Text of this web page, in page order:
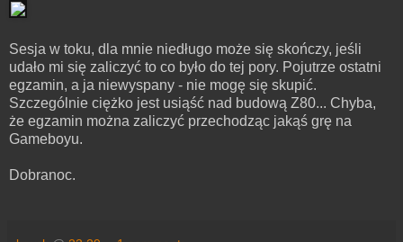
Sesja w toku, dla mnie niedługo może się skończy, jeśli
udało mi się zaliczyć to co było do tej pory. Pojutrze ostatni
egzamin, a ja niewyspany - nie mogę się skupić.
Szczególnie ciężko jest usiąść nad budową Z80... Chyba,
że egzamin można zaliczyć przechodząc jakąś grę na
Gameboyu.
Dobranoc.